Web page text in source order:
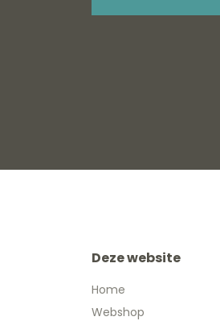
Deze website
Home
Webshop